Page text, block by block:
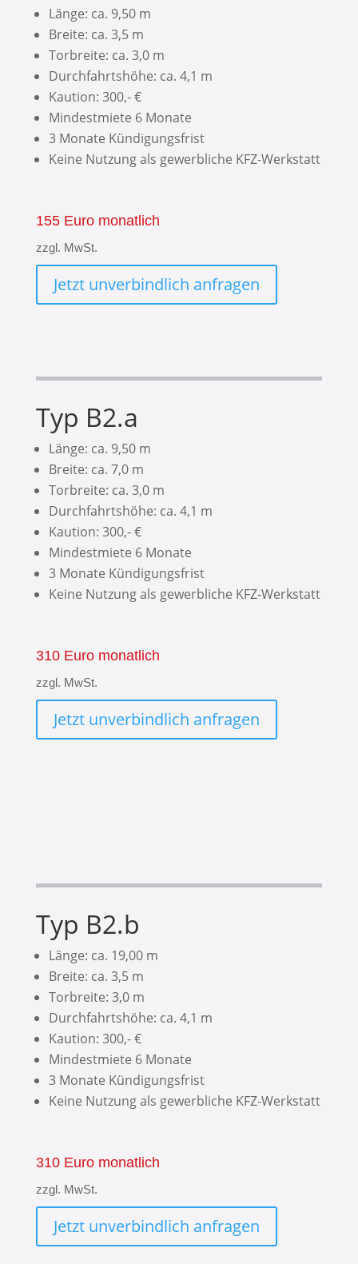
Länge: ca. 9,50 m
Breite: ca. 3,5 m
Torbreite: ca. 3,0 m
Durchfahrtshöhe: ca. 4,1 m
Kaution: 300,- €
Mindestmiete 6 Monate
3 Monate Kündigungsfrist
Keine Nutzung als gewerbliche KFZ-Werkstatt
155 Euro monatlich
zzgl. MwSt.
Jetzt unverbindlich anfragen
Typ B2.a
Länge: ca. 9,50 m
Breite: ca. 7,0 m
Torbreite: ca. 3,0 m
Durchfahrtshöhe: ca. 4,1 m
Kaution: 300,- €
Mindestmiete 6 Monate
3 Monate Kündigungsfrist
Keine Nutzung als gewerbliche KFZ-Werkstatt
310 Euro monatlich
zzgl. MwSt.
Jetzt unverbindlich anfragen
Typ B2.b
Länge: ca. 19,00 m
Breite: ca. 3,5 m
Torbreite: 3,0 m
Durchfahrtshöhe: ca. 4,1 m
Kaution: 300,- €
Mindestmiete 6 Monate
3 Monate Kündigungsfrist
Keine Nutzung als gewerbliche KFZ-Werkstatt
310 Euro monatlich
zzgl. MwSt.
Jetzt unverbindlich anfragen